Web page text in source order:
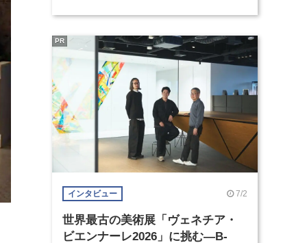
インタビュー 7/2
世界最古の美術展「ヴェネチア・
ビエンナーレ2026」に挑む―B-
PR